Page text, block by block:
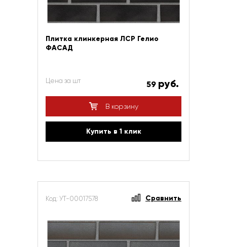
Плитка клинкерная ЛСР Гелио
ФАСАД
Цена за шт 59 руб.
В корзину
Купить в 1 клик
Код: УТ-00017578 Сравнить